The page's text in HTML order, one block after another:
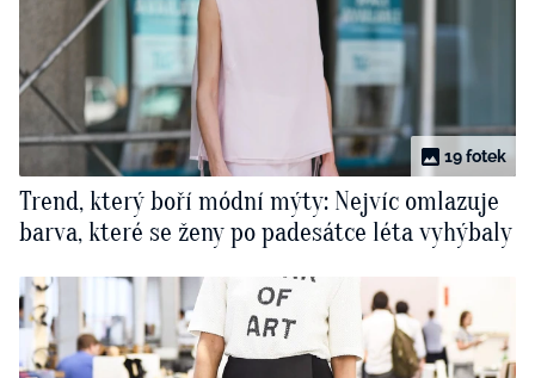
19 fotek
Trend, který boří módní mýty: Nejvíc omlazuje
barva, které se ženy po padesátce léta vyhýbaly